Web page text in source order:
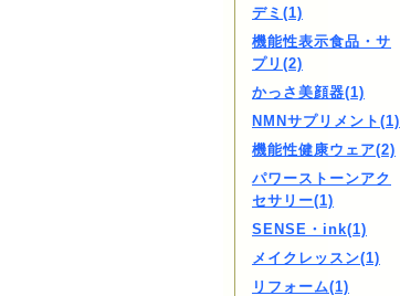
デミ(1)
機能性表示食品・サ
プリ(2)
かっさ美顔器(1)
NMNサプリメント(1)
機能性健康ウェア(2)
パワーストーンアク
セサリー(1)
SENSE・ink(1)
メイクレッスン(1)
リフォーム(1)